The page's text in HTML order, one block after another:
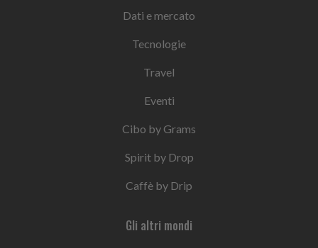
Dati e mercato
Tecnologie
Travel
Eventi
Cibo by Grams
Spirit by Drop
Caffè by Drip
Gli altri mondi